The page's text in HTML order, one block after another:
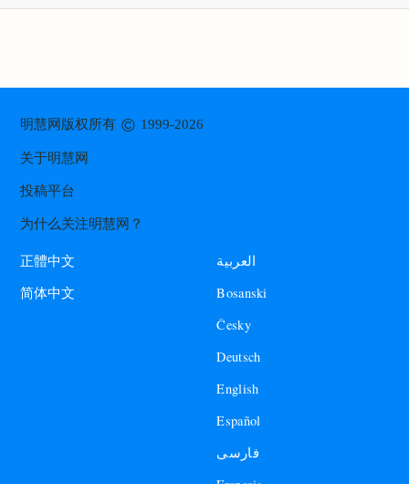
明慧网版权所有© 1999-2026
关于明慧网
投稿平台
为什么关注明慧网？
正體中文
简体中文
العربية
Bosanski
Česky
Deutsch
English
Español
فارسی